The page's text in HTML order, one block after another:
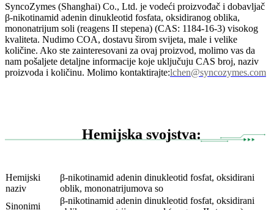
SyncoZymes (Shanghai) Co., Ltd. je vodeći proizvođač i dobavljač
β-nikotinamid adenin dinukleotid fosfata, oksidiranog oblika,
mononatrijum soli (reagens II stepena) (CAS: 1184-16-3) visokog
kvaliteta. Nudimo COA, dostavu širom svijeta, male i velike
količine. Ako ste zainteresovani za ovaj proizvod, molimo vas da
nam pošaljete detaljne informacije koje uključuju CAS broj, naziv
proizvoda i količinu. Molimo kontaktirajte:lchen@syncozymes.com
Hemijska svojstva:
Hemijski
naziv
β-nikotinamid adenin dinukleotid fosfat, oksidirani
oblik, mononatrijumova so
Sinonimi
β-nikotinamid adenin dinukleotid fosfat, oksidirani